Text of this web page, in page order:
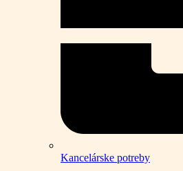
Kancelárske potreby